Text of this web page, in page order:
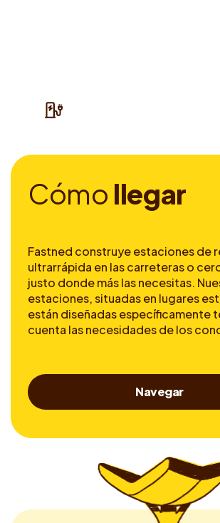
Cómo llegar
Fastned construye estaciones de
ultrarrápida en las carreteras o
justo donde más las necesitas.
estaciones, situadas en lugares
están diseñadas específicamente
cuenta las necesidades de los
Navegar